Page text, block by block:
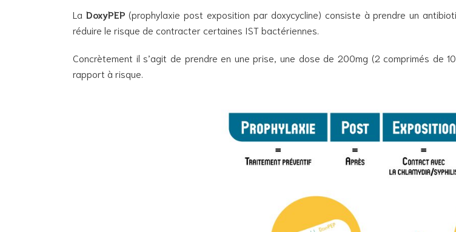
La DoxyPEP (prophylaxie post exposition par doxycycline) consiste à prendre un
réduire le risque de contracter certaines IST bactériennes.
Concrètement il s’agit de prendre en une prise, une dose de 200mg (2 comprimés de
rapport à risque.